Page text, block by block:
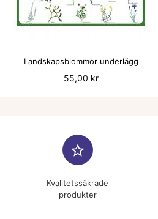
Landskapsblommor underlägg
Pris
55,00 kr
star_border
Kvalitetssäkrade
produkter